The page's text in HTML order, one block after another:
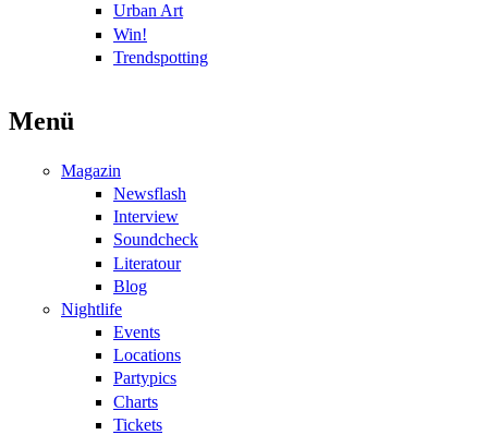
Urban Art
Win!
Trendspotting
Menü
Magazin
Newsflash
Interview
Soundcheck
Literatour
Blog
Nightlife
Events
Locations
Partypics
Charts
Tickets